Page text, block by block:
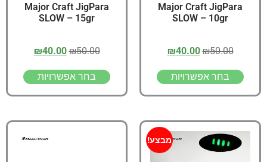
Major Craft JigPara
SLOW – 10gr
₪50.00
₪40.00
בחר אפשרויות
Major Craft JigPara
SLOW – 15gr
₪50.00
₪40.00
בחר אפשרויות
מבצע!